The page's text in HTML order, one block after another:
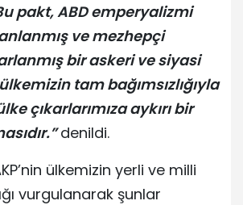
pakt, ABD emperyalizmi
ve mezhepçi
bir askeri ve siyasi
tam bağımsızlığıyla
çıkarlarımıza aykırı bir
denildi.
ülkemizin yerli ve milli
vurgulanarak şunlar